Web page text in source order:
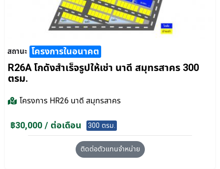
สถานะ โครงการในอนาคต
R26A โกดังสำเร็จรูปให้เช่า นาดี สมุทรสาคร 300
ตรม.
โครงการ HR26 นาดี สมุทรสาคร
฿30,000 / ต่อเดือน 300 ตรม.
ติดต่อตัวแทนจำหน่าย